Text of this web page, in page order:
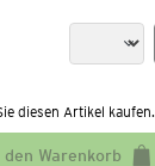
diesen Artikel kaufen.
den Warenkorb